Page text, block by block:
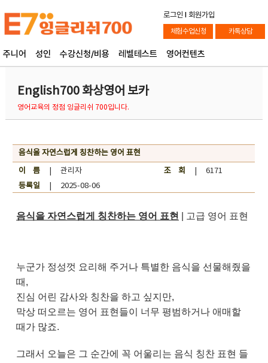
로그인 l 회원가입
체험수업신청 카톡상담
주니어 성인 수강신청/비용 레벨테스트 영어컨텐츠
English700 화상영어 보카
영어교육의 정점 잉글리쉬 700입니다.
음식을 자연스럽게 칭찬하는 영어 표현
이 름| 관리자 조 회
| 6171
등록일| 2025-08-06
음식을 자연스럽게 칭찬하는 영어 표현 | 고급 영어 표현
누군가 정성껏 요리해 주거나 특별한 음식을 선물해줬을
때,
진심 어린 감사와 칭찬을 하고 싶지만,
막상 떠오르는 영어 표현들이 너무 평범하거나 애매할
때가 많죠.
그래서 오늘은 그 순간에 꼭 어울리는 음식 칭찬 표현 들